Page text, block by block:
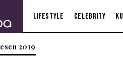
Lifestyle Celebrity
2019